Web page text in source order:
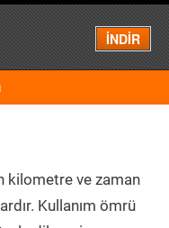
İNDİR
Menü
kilometre ve zaman
Kullanım ömrü